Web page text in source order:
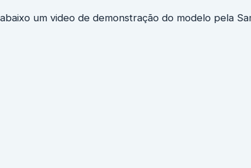
abaixo um video de demonstração do modelo pela